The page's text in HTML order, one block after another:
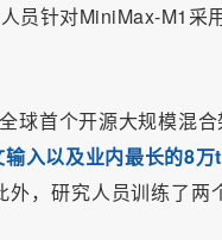
员针对MiniMax-M1采
球首个开源大规模混
入以及业内最长的8
，研究人员训练了